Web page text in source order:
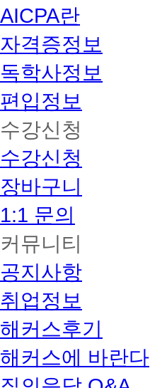
AICPA란
자격증정보
독학사정보
편입정보
수강신청
수강신청
장바구니
1:1 문의
커뮤니티
공지사항
취업정보
해커스후기
해커스에 바란다